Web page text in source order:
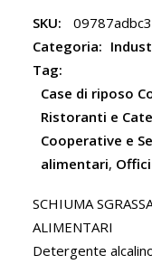
SKU:
Categoria:
Tag:
Case di riposo
Ristoranti e
Cooperative e
alimentari,
SCHIUMA
ALIMENTARI
Detergente